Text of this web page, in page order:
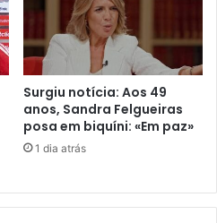
Surgiu notícia: Aos 49
anos, Sandra Felgueiras
posa em biquíni: «Em paz»
1 dia atrás